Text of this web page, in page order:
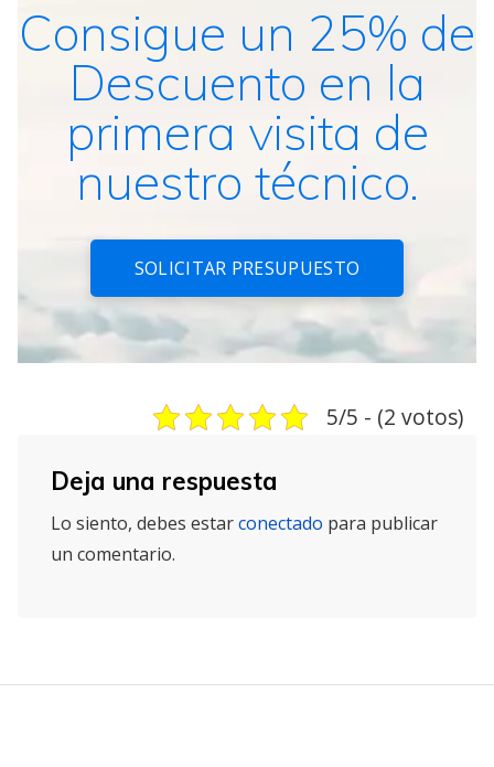
Consigue un 25% de
Descuento en la
primera visita de
nuestro técnico.
SOLICITAR PRESUPUESTO
5/5 - (2 votos)
Deja una respuesta
Lo siento, debes estarconectado para publicar
un comentario.